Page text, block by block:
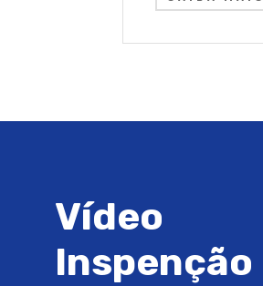
Vídeo
Inspenção